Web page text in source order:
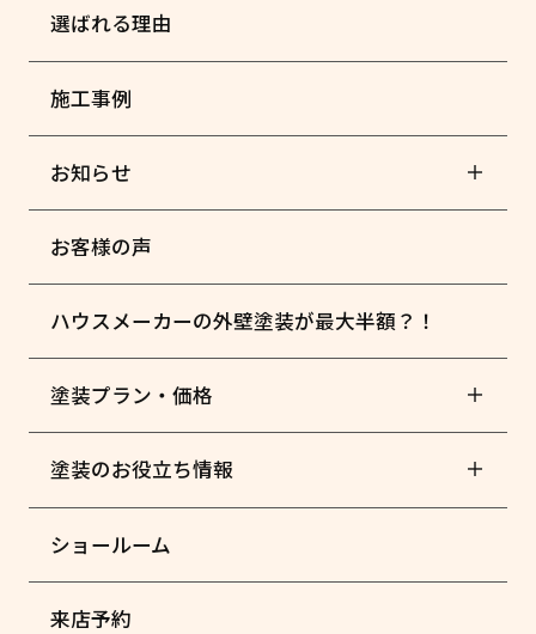
選ばれる理由
施工事例
お知らせ
お客様の声
ハウスメーカーの外壁塗装が最大半額？！
塗装プラン・価格
塗装のお役立ち情報
ショールーム
来店予約